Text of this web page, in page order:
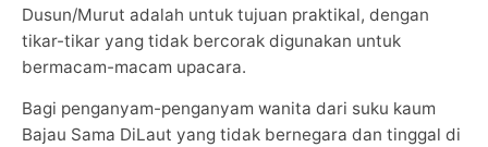
Dusun/Murut adalah untuk tujuan praktikal, dengan
tikar-tikar yang tidak bercorak digunakan untuk
bermacam-macam upacara.
Bagi penganyam-penganyam wanita dari suku kaum
Bajau Sama DiLaut yang tidak bernegara dan tinggal di